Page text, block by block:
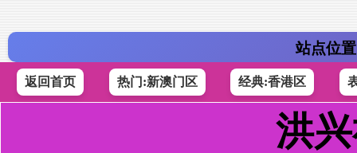
站点位
返回首页 热门:新澳门区 经典:香港区
洪